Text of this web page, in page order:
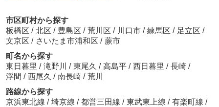
市区町村から探す
板橋区 / 北区 / 豊島区 / 荒川区 / 川口市 / 練馬区 / 足立区 /
文京区 / さいたま市浦和区 / 蕨市
町名から探す
東日暮里 / 滝野川 / 東尾久 / 高島平 / 西日暮里 / 長崎 /
浮間 / 西尾久 / 南長崎 / 荒川
路線から探す
京浜東北線 / 埼京線 / 都営三田線 / 東武東上線 / 有楽町線 /